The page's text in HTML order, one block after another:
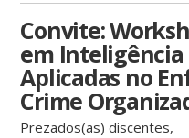
Convite:
em Inteligência
Aplicadas no
Crime
Prezados(as) discentes,